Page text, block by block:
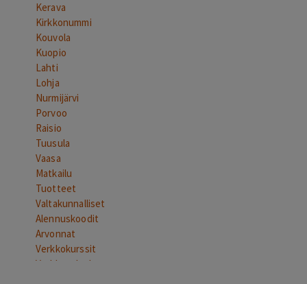
Kerava
Kirkkonummi
Kouvola
Kuopio
Lahti
Lohja
Nurmijärvi
Porvoo
Raisio
Tuusula
Vaasa
Matkailu
Tuotteet
Valtakunnalliset
Alennuskoodit
Arvonnat
Verkkokurssit
Verkkopalvelut